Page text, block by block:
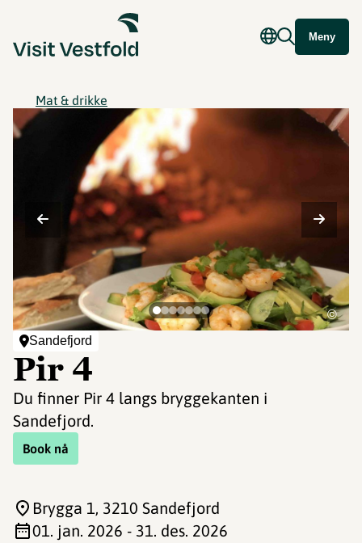
Meny
Mat & drikke
Sandefjord
Pir 4
Du finner Pir 4 langs bryggekanten i
Sandefjord.
Book nå
©
Brygga 1, 3210 Sandefjord
01. jan. 2026 - 31. des. 2026